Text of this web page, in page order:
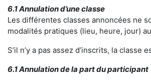
6.1 Annulation d’une classe
Les différentes classes annoncées ne
modalités pratiques (lieu, heure, jour)
S’il n’y a pas assez d’inscrits, la
6.1 Annulation de la part du participant